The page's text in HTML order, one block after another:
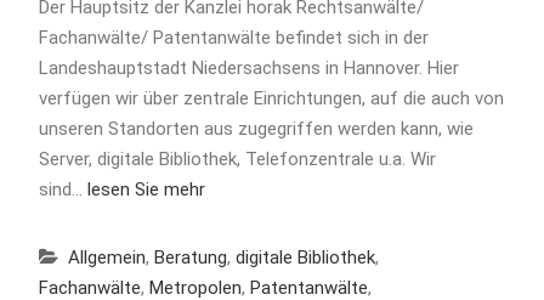
Der Hauptsitz der Kanzlei horak Rechtsanwälte/
Fachanwälte/ Patentanwälte befindet sich in der
Landeshauptstadt Niedersachsens in Hannover. Hier
verfügen wir über zentrale Einrichtungen, auf die auch von
unseren Standorten aus zugegriffen werden kann, wie
Server, digitale Bibliothek, Telefonzentrale u.a. Wir
sind… lesen Sie mehr
Allgemein, Beratung, digitale Bibliothek,
Fachanwälte, Metropolen, Patentanwälte,